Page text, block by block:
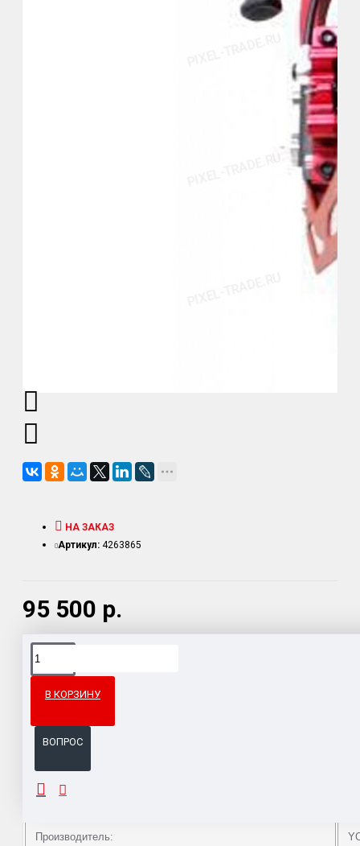
95 500 р.
НА ЗАКАЗ
Артикул: 4263865
В КОРЗИНУ
ВОПРОС
Доставка товара по всему Таможенному союзу.
ОПИСАНИЕ
Производитель: